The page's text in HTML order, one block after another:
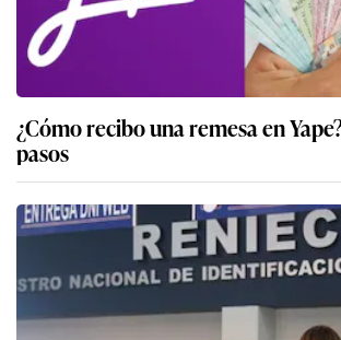
¿Cómo recibo una remesa en
pasos